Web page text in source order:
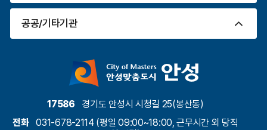
공공/기타기관
17586
경기도 안성시 시청길 25(봉산동)
전화 031-678-2114 (평일 09:00~18:00, 근무시간 외 당직